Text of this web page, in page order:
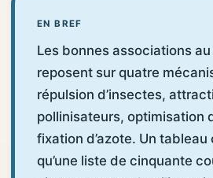
EN BREF
Les bonnes associations
reposent sur quatre
répulsion d’insectes,
pollinisateurs, optimisation
fixation d’azote. Un
qu’une liste de cinquante